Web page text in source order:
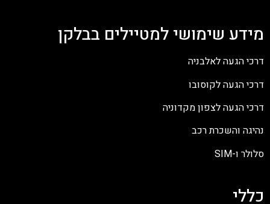
מידע שימושי למטיילים בבלקן
דרכי הגעה לאלבניה
דרכי הגעה לקוסובו
דרכי הגעה לצפון מקדוניה
נהיגה והשכרת רכב
סלולר ו-SIM
כללי